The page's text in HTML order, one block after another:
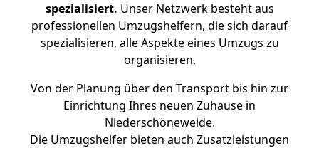
spezialisiert. Unser Netzwerk besteht aus
professionellen Umzugshelfern, die sich darauf
spezialisieren, alle Aspekte eines Umzugs zu
organisieren.
Von der Planung über den Transport bis hin zur
Einrichtung Ihres neuen Zuhause in
Niederschöneweide.
Die Umzugshelfer bieten auch Zusatzleistungen